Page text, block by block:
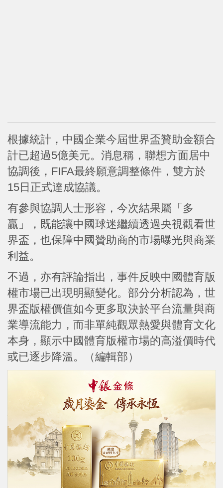
根據統計，中國企業今屆世界盃贊助金額合
計已超過5億美元。消息稱，聯想方面居中
協調後，FIFA最終願意調整條件，雙方於
15日正式達成協議。
有參與協調人士形容，今次結果屬「多
贏」，既能讓中國球迷繼續透過央視觀看世
界盃，也保障中國贊助商的市場曝光與商業
利益。
不過，亦有評論指出，事件反映中國體育版
權市場已出現明顯變化。部分分析認為，世
界盃版權價值如今更多取決於平台流量與商
業導流能力，而非單純觀眾熱愛與體育文化
本身，顯示中國體育版權市場的高溢價時代
或已逐步降溫。（編輯部）